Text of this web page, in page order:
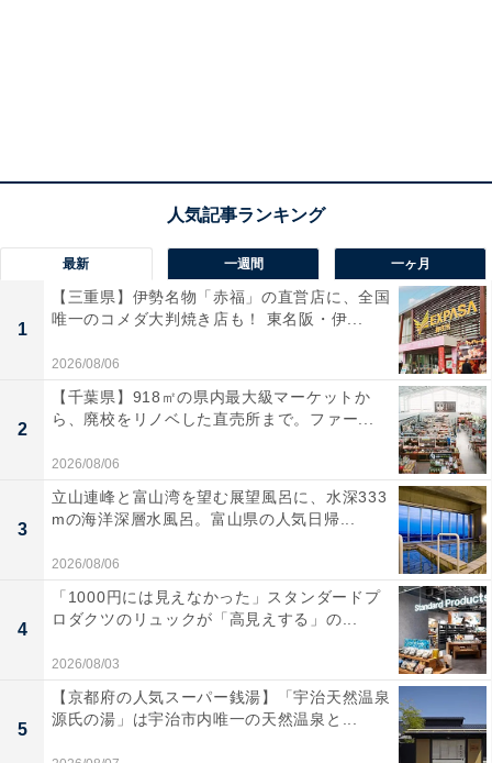
最新 一週間 一ヶ月
1
【三重県】伊勢名物「赤福」の直営店に、全国
唯一のコメダ大判焼き店も！ 東名阪・伊...
2026/08/06
2
【千葉県】918㎡の県内最大級マーケットか
ら、廃校をリノベした直売所まで。ファー...
2026/08/06
3
立山連峰と富山湾を望む展望風呂に、水深333
mの海洋深層水風呂。富山県の人気日帰...
2026/08/06
4
「1000円には見えなかった」スタンダードプ
ロダクツのリュックが「高見えする」の...
2026/08/03
5
【京都府の人気スーパー銭湯】「宇治天然温泉
源氏の湯」は宇治市内唯一の天然温泉と...